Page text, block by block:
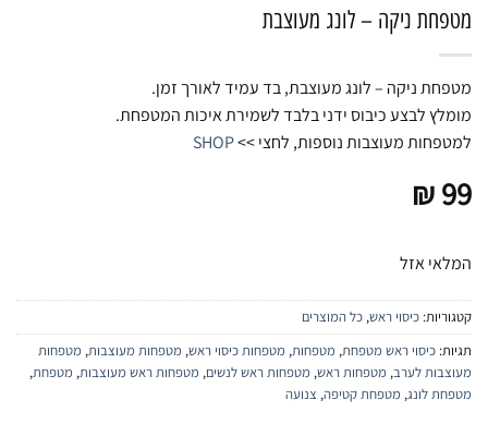
מטפחת ניקה – לונג מעוצבת
מטפחת ניקה – לונג מעוצבת, בד עמיד לאורך זמן.
מומלץ לבצע כיבוס ידני בלבד לשמירת איכות המטפחת.
למטפחות מעוצבות נוספות, לחצי >>SHOP
₪99
המלאי אזל
קטגוריות: כיסוי ראש, כל המוצרים
תגיות: כיסוי ראש מטפחת, מטפחות, מטפחות כיסוי ראש, מטפחות מעוצבות, מטפחות
מעוצבות לערב, מטפחות ראש, מטפחות ראש לנשים, מטפחות ראש מעוצבות, מטפחת,
מטפחת לונג, מטפחת קטיפה, צנועה